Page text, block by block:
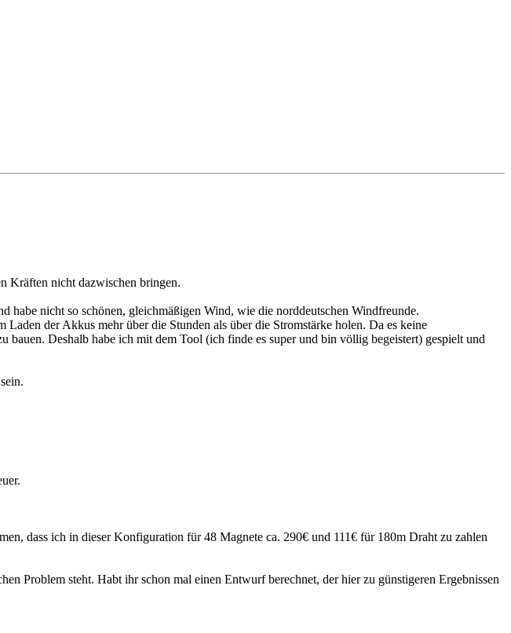
Kräften nicht dazwischen bringen.
habe nicht so schönen, gleichmäßigen Wind, wie die norddeutschen Windfreunde.
der Akkus mehr über die Stunden als über die Stromstärke holen. Da es keine
bauen. Deshalb habe ich mit dem Tool (ich finde es super und bin völlig begeistert) gespielt und
dass ich in dieser Konfiguration für 48 Magnete ca. 290€ und 111€ für 180m Draht zu zahlen
Problem steht. Habt ihr schon mal einen Entwurf berechnet, der hier zu günstigeren Ergebnissen